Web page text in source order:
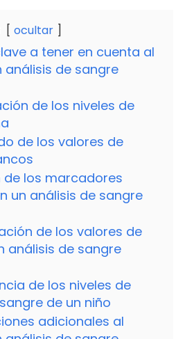
ocultar
a tener en cuenta al
análisis de sangre
de los niveles de
de los valores de
de los marcadores
un análisis de sangre
de los valores de
análisis de sangre
de los niveles de
de un niño
adicionales al